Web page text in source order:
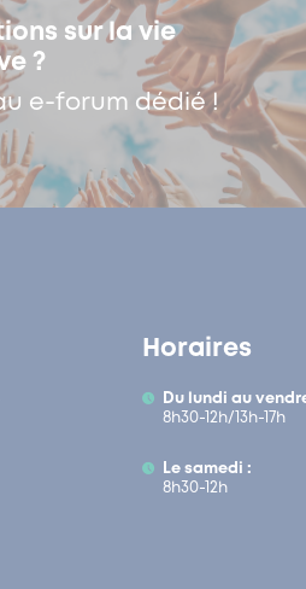
sur la vie
?
e-forum dédié !
Horaires
Du lundi au
8h30-12h/13h-17h
Le samedi :
8h30-12h